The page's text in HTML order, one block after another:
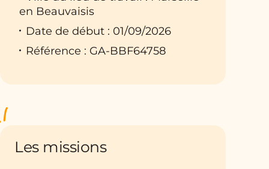
en Beauvaisis
Date de début : 01/09/2026
Référence : GA-BBF64758
Les missions